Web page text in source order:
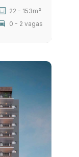
22 - 153m²
0 - 2 vagas